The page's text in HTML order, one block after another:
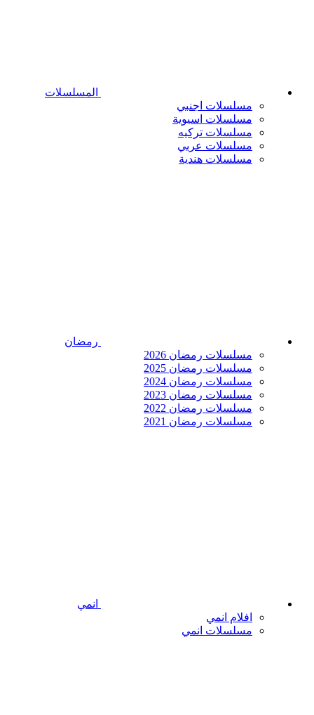
المسلسلات
مسلسلات اجنبي
مسلسلات اسيوية
مسلسلات تركيه
مسلسلات عربي
مسلسلات هندية
رمضان
مسلسلات رمضان 2026
مسلسلات رمضان 2025
مسلسلات رمضان 2024
مسلسلات رمضان 2023
مسلسلات رمضان 2022
مسلسلات رمضان 2021
انمي
افلام انمي
مسلسلات انمي